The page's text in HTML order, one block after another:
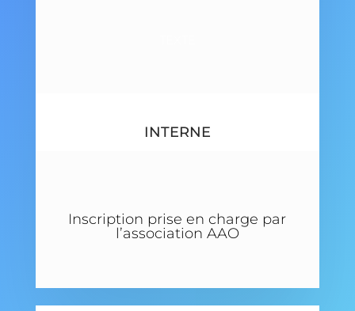
INTERNE
Inscription prise en charge par
l’association AAO